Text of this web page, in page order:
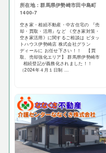
所在地：群馬県伊勢崎市田中島町
1400-7
空き家・相続不動産・中古住宅の 『売
却・買取・活用』など 《空き家対策・
空き家活用》に関するご相談は ピタッ
トハウス伊勢崎店 株式会社グラン
ディールに お任せ下さい！！ 【買
取、売却強化エリア】 群馬県伊勢崎市
相続登記が義務化されました！！
（2024年４月１日制 ...